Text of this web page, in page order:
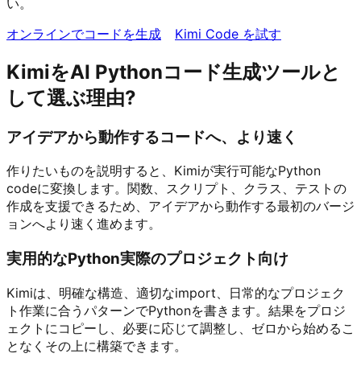
オンラインでコードを生成
Kimi Code を試す
KimiをAI Pythonコード生成ツールと
して選ぶ理由?
アイデアから動作するコードへ、より速く
作りたいものを説明すると、Kimiが実行可能なPython
codeに変換します。関数、スクリプト、クラス、テストの
作成を支援できるため、アイデアから動作する最初のバージ
ョンへより速く進めます。
実用的なPython実際のプロジェクト向け
Kimiは、明確な構造、適切なimport、日常的なプロジェク
ト作業に合うパターンでPythonを書きます。結果をプロジ
ェクトにコピーし、必要に応じて調整し、ゼロから始めるこ
となくその上に構築できます。